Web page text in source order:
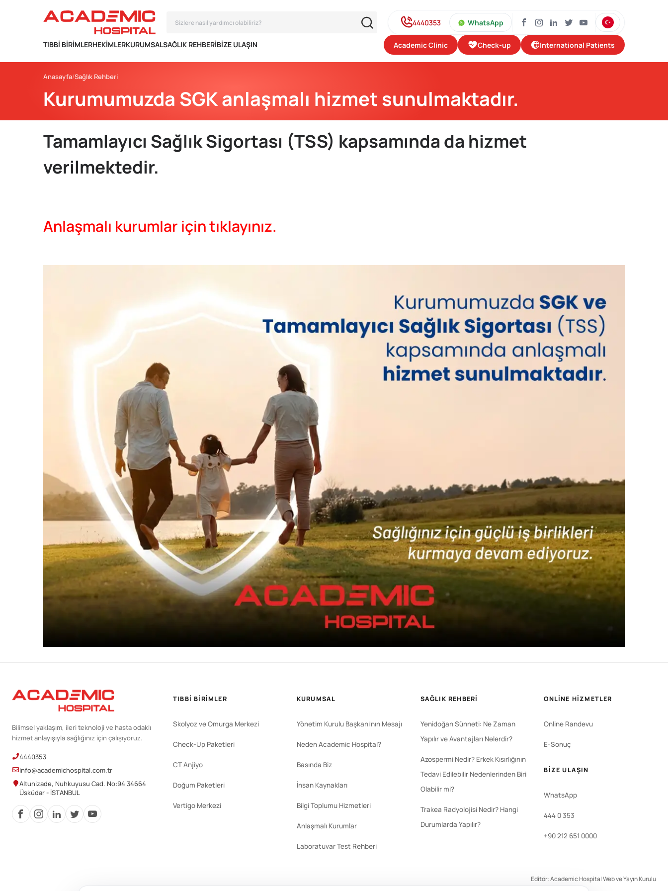
4440353 WhatsApp
TIBBI BIRIMLERHEKIMLERKURUMSALSAĞLIK REHBERIBIZE ULAŞIN Academic Clinic Check-up International Patients
Anasayfa Sağlık Rehberi
Kurumumuzda SGK anlaşmalı hizmet sunulmaktadır.
Tamamlayıcı Sağlık Sigortası (TSS) kapsamında da hizmet
verilmektedir.
Anlaşmalı kurumlar için tıklayınız.
Bilimsel yaklaşım, ileri teknoloji ve hasta odaklı
hizmet anlayışıyla sağlığınız için çalışıyoruz.
4440353
info@academichospital.com.tr
Altunizade, Nuhkuyusu Cad. No:94 34664
Üsküdar - İSTANBUL
TIBBI BIRIMLER
Skolyoz ve Omurga Merkezi
Check-Up Paketleri
CT Anjiyo
Doğum Paketleri
Vertigo Merkezi
KURUMSAL
Yönetim Kurulu Başkanı'nın Mesajı
Neden Academic Hospital?
Basında Biz
İnsan Kaynakları
Bilgi Toplumu Hizmetleri
Anlaşmalı Kurumlar
Laboratuvar Test Rehberi
SAĞLIK REHBERI
Yenidoğan Sünneti: Ne Zaman
Yapılır ve Avantajları Nelerdir?
Azospermi Nedir? Erkek Kısırlığının
Tedavi Edilebilir Nedenlerinden Biri
Olabilir mi?
Trakea Radyolojisi Nedir? Hangi
Durumlarda Yapılır?
ONLINE HIZMETLER
Online Randevu
E-Sonuç
BIZE ULAŞIN
WhatsApp
444 0 353
+90 212 651 0000
Editör: Academic Hospital Web ve Yayın Kurulu